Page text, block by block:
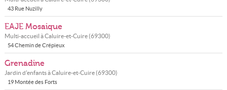
43 Rue Nuzilly
EAJE Mosaique
Multi-accueil àCaluire-et-Cuire(69300)
54 Chemin de Crépieux
Grenadine
Jardin d'enfants àCaluire-et-Cuire(69300)
19 Montée des Forts